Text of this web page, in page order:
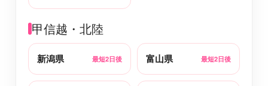
甲信越・北陸
新潟県 最短2日後 富山県 最短2日後